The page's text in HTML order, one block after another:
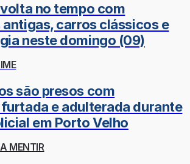
no tempo com
carros clássicos e
neste domingo (09)
são presos com
e adulterada durante
em Porto Velho
MENTIR